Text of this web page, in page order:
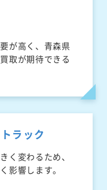
が高く、青森県
取が期待できる
ラック
く変わるため、
影響します。